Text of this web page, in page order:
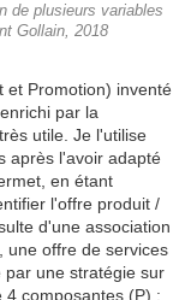
de plusieurs variables
Gollain, 2018
et Promotion) inventé
par la
utile. Je l'utilise
après l'avoir adapté
en étant
l'offre produit /
d'une association
une offre de services
une stratégie sur
4 composantes (P) :